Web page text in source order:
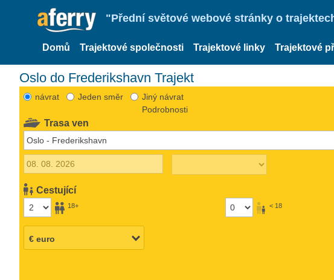
"Přední světové webové stránky o
Domů Trajektové společnosti Trajektové linky Trajektové
Oslo do Frederikshavn Trajekt
návrat Jeden směr
Jiný návrat
Podrobnosti
Trasa ven
Cestující
18+ < 18